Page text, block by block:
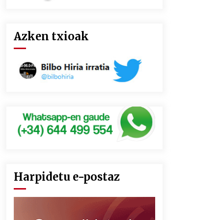
Azken txioak
Harpidetu e-postaz